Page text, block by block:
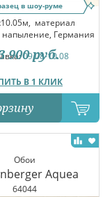
в шоу-руме
материал
напыление, Германия
09.08-10.08
В 1 КЛИК
900 руб.
Обои
Aquea
64044